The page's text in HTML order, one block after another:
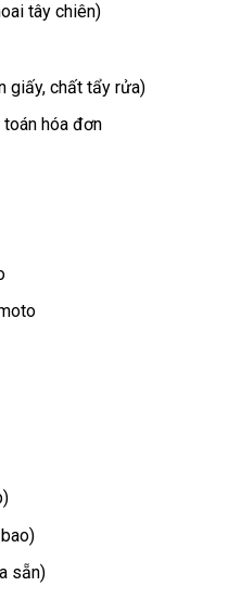
tây chiên)
giấy, chất tẩy rửa)
toán hóa đơn
sẵn)